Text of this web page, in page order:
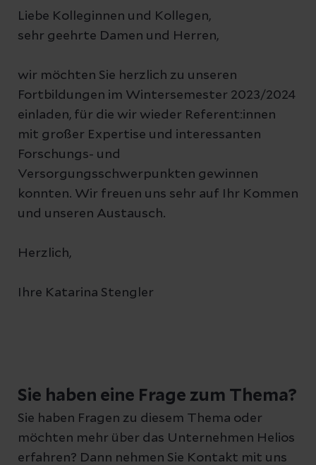
Liebe Kolleginnen und Kollegen,
sehr geehrte Damen und Herren,
wir möchten Sie herzlich zu unseren
Fortbildungen im Wintersemester 2023/2024
einladen, für die wir wieder Referent:innen
mit großer Expertise und interessanten
Forschungs- und
Versorgungsschwerpunkten gewinnen
konnten. Wir freuen uns sehr auf Ihr Kommen
und unseren Austausch.
Herzlich,
Ihre Katarina Stengler
Sie haben eine Frage zum Thema?
Sie haben Fragen zu diesem Thema oder
möchten mehr über das Unternehmen Helios
erfahren? Dann nehmen Sie Kontakt mit uns